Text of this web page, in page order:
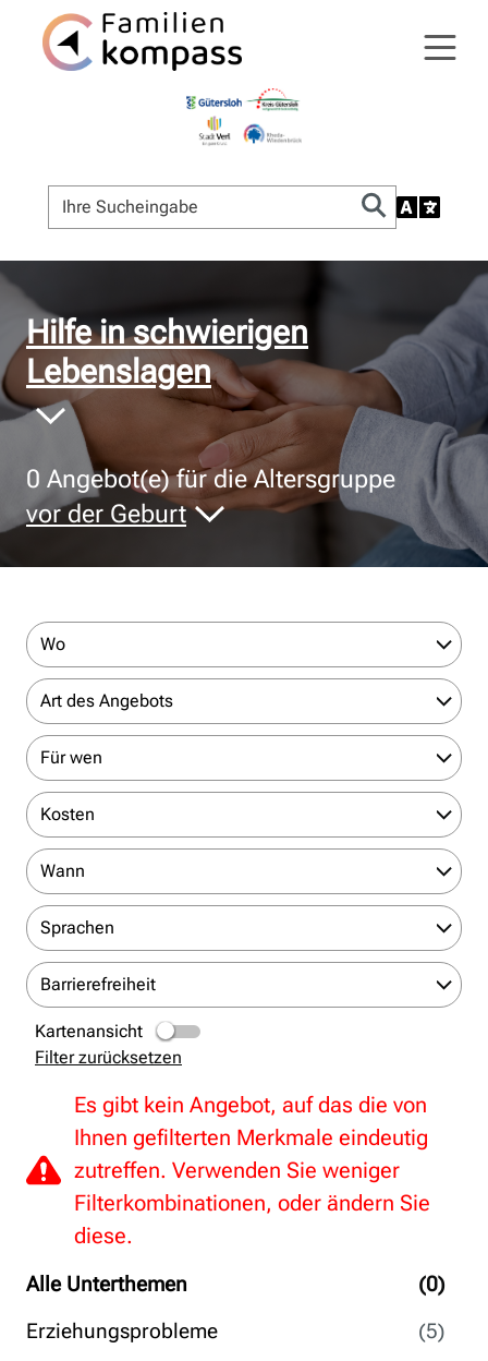
© Bildnachweis
Hilfe in schwierigen
Lebenslagen
0 Angebot(e) für die Altersgruppe
vor der Geburt
Alle Unterthemen
(0)
Erziehungsprobleme
(5)
Wo
Art des Angebots
Für wen
Kosten
Wann
Sprachen
Barrierefreiheit
Kartenansicht
Filter zurücksetzen
Es gibt kein Angebot, auf das die von
Ihnen gefilterten Merkmale eindeutig
zutreffen. Verwenden Sie weniger
Filterkombinationen, oder ändern Sie
diese.